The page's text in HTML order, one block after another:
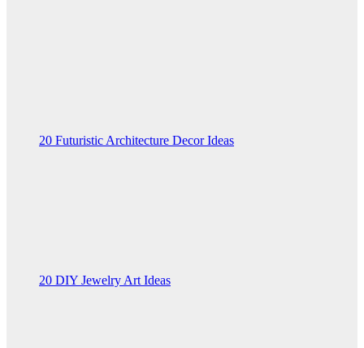
20 Futuristic Architecture Decor Ideas
20 DIY Jewelry Art Ideas